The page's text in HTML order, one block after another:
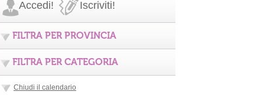
Accedi! Iscriviti!
FILTRA PER PROVINCIA
FILTRA PER CATEGORIA
Chiudi il calendario